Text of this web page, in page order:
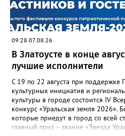
оперативно делиться информацией
заинтересованными – от
потребителей.
09:28 07.08.26
В Златоусте в конце
лучшие исполнители
С 19 по 22 августа при поддержке
культурных инициатив и
культуры в городе состоится IV
конкурс «Уральская земля 2026».
которые приедут в город со всей
главный приз – звание «Звезда